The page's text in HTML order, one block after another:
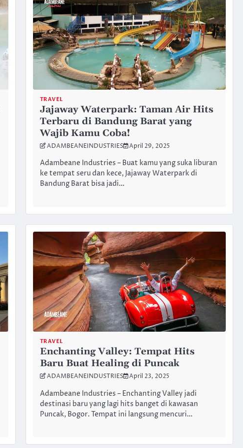
TRAVEL
Jajaway Waterpark: Taman Air Hits
Terbaru di Bandung Barat yang
Wajib Kamu Coba!
ADAMBEANEINDUSTRIES April 29, 2025
Adambeane Industries – Buat kamu yang suka liburan
ke tempat seru dan kece, Jajaway Waterpark di
Bandung Barat bisa jadi…
TRAVEL
Enchanting Valley: Tempat Hits
Baru Buat Healing di Puncak
ADAMBEANEINDUSTRIES April 23, 2025
Adambeane Industries – Enchanting Valley jadi
destinasi baru yang lagi hits banget di kawasan
Puncak, Bogor. Tempat ini langsung mencuri…